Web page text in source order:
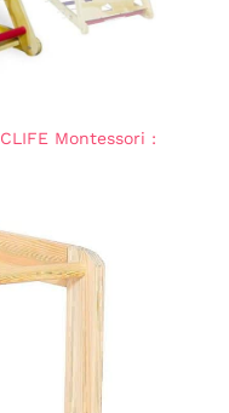
fait un jouet organisé, et
le fermer, il suffit de
le boutonner. Jouet
mobiles et profiter
EN FEUTRE AVEC
VELCRO - Jouets pour
fabriqués à partir
de matériaux doux et
parfaits pour les
adhèrent mieux au
panneau sensoriel,
Montessori :